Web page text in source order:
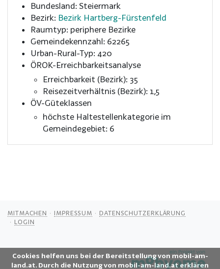
Cookies helfen uns bei der Bereitstellung von mobil-am-
land.at. Durch die Nutzung von mobil-am-land.at erklären
Bundesland: Steiermark
Bezirk: Bezirk Hartberg-Fürstenfeld
Raumtyp: periphere Bezirke
Gemeindekennzahl: 62265
Urban-Rural-Typ: 420
ÖROK-Erreichbarkeitsanalyse
Erreichbarkeit (Bezirk): 35
Reisezeitverhältnis (Bezirk): 1,5
ÖV-Güteklassen
höchste Haltestellenkategorie im
Gemeindegebiet: 6
MITMACHEN IMPRESSUM
DATENSCHUTZERKLÄRUNG
LOGIN